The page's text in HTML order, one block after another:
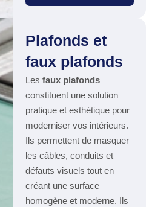
Plafonds et
faux plafonds
Les faux plafonds
constituent une solution
pratique et esthétique pour
moderniser vos intérieurs.
Ils permettent de masquer
les câbles, conduits et
défauts visuels tout en
créant une surface
homogène et moderne. Ils